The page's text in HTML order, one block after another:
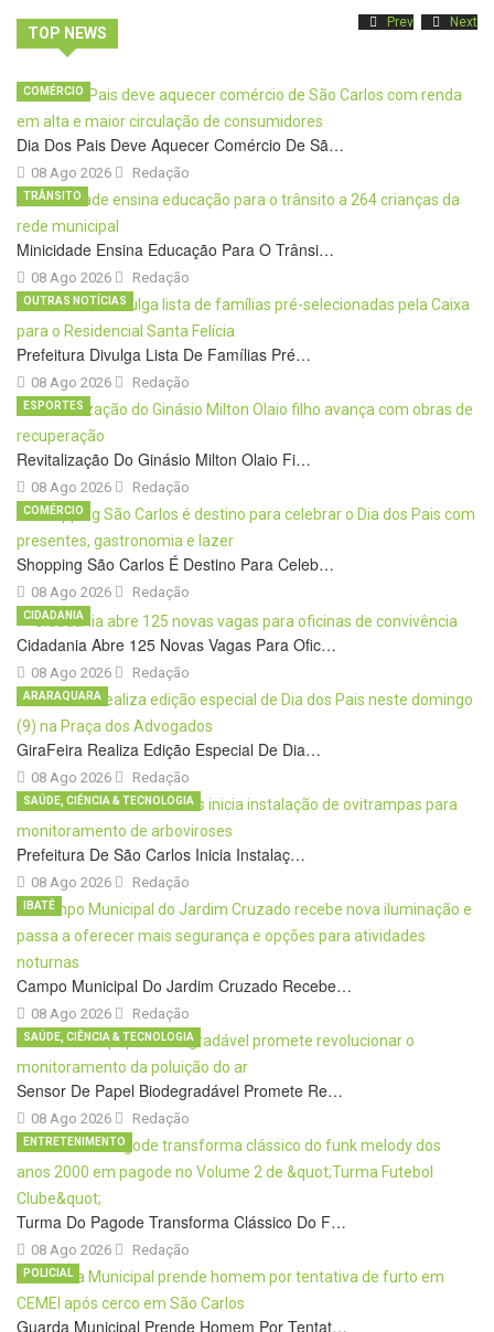
TOP NEWS
Prev Next
Dia Dos Pais Deve Aquecer Comércio De Sã…
08 Ago 2026
COMÉRCIO
Redação
Minicidade Ensina Educação Para O Trânsi…
08 Ago 2026
TRÂNSITO
Redação
Prefeitura Divulga Lista De Famílias Pré…
08 Ago 2026
OUTRAS NOTÍCIAS
Redação
Revitalização Do Ginásio Milton Olaio Fi…
08 Ago 2026
ESPORTES
Redação
Shopping São Carlos É Destino Para Celeb…
08 Ago 2026
COMÉRCIO
Redação
Cidadania Abre 125 Novas Vagas Para Ofic…
08 Ago 2026
CIDADANIA
Redação
GiraFeira Realiza Edição Especial De Dia…
08 Ago 2026
ARARAQUARA
Redação
Prefeitura De São Carlos Inicia Instalaç…
08 Ago 2026
SAÚDE, CIÊNCIA & TECNOLOGIA
Redação
Campo Municipal Do Jardim Cruzado Recebe…
08 Ago 2026
IBATÉ
Redação
Sensor De Papel Biodegradável Promete Re…
08 Ago 2026
SAÚDE, CIÊNCIA & TECNOLOGIA
Redação
Turma Do Pagode Transforma Clássico Do F…
08 Ago 2026
ENTRETENIMENTO
Redação
Guarda Municipal Prende Homem Por Tentat…
POLICIAL